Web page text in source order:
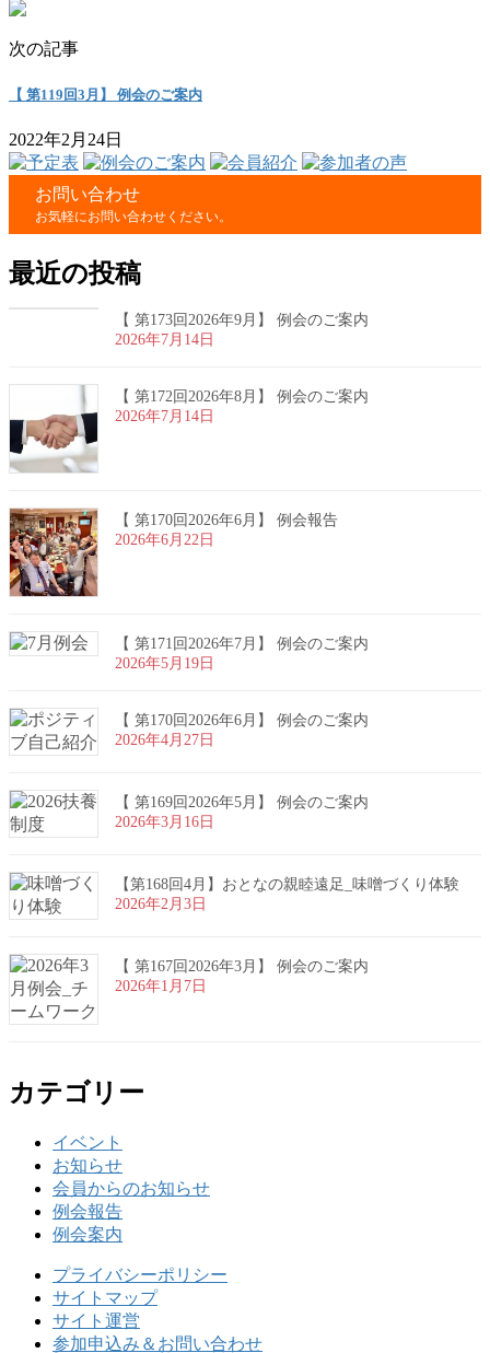
次の記事
【 第119回3月】 例会のご案内
2022年2月24日
お問い合わせ
お気軽にお問い合わせください。
最近の投稿
【 第173回2026年9月】 例会のご案内
2026年7月14日
【 第172回2026年8月】 例会のご案内
2026年7月14日
【 第170回2026年6月】 例会報告
2026年6月22日
【 第171回2026年7月】 例会のご案内
2026年5月19日
【 第170回2026年6月】 例会のご案内
2026年4月27日
【 第169回2026年5月】 例会のご案内
2026年3月16日
【第168回4月】おとなの親睦遠足_味噌づくり体験
2026年2月3日
【 第167回2026年3月】 例会のご案内
2026年1月7日
カテゴリー
イベント
お知らせ
会員からのお知らせ
例会報告
例会案内
プライバシーポリシー
サイトマップ
サイト運営
参加申込み＆お問い合わせ